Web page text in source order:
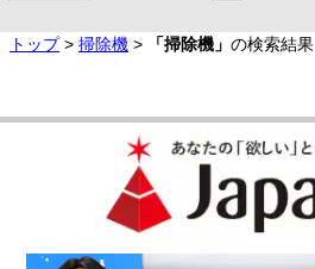
トップ> 掃除機 > 「掃除機」 の検索結果